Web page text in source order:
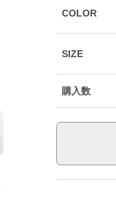
COLOR
SIZE
購入数